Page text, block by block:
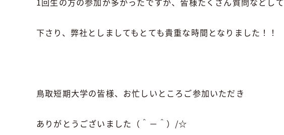
下さり、弊社としましてもとても貴重な時間となりました！！
鳥取短期大学の皆様、お忙しいところご参加いただき
ありがとうございました（＾－＾）/☆